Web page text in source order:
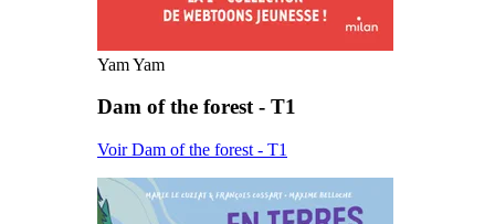
Yam Yam
Dam of the forest - T1
Voir Dam of the forest - T1